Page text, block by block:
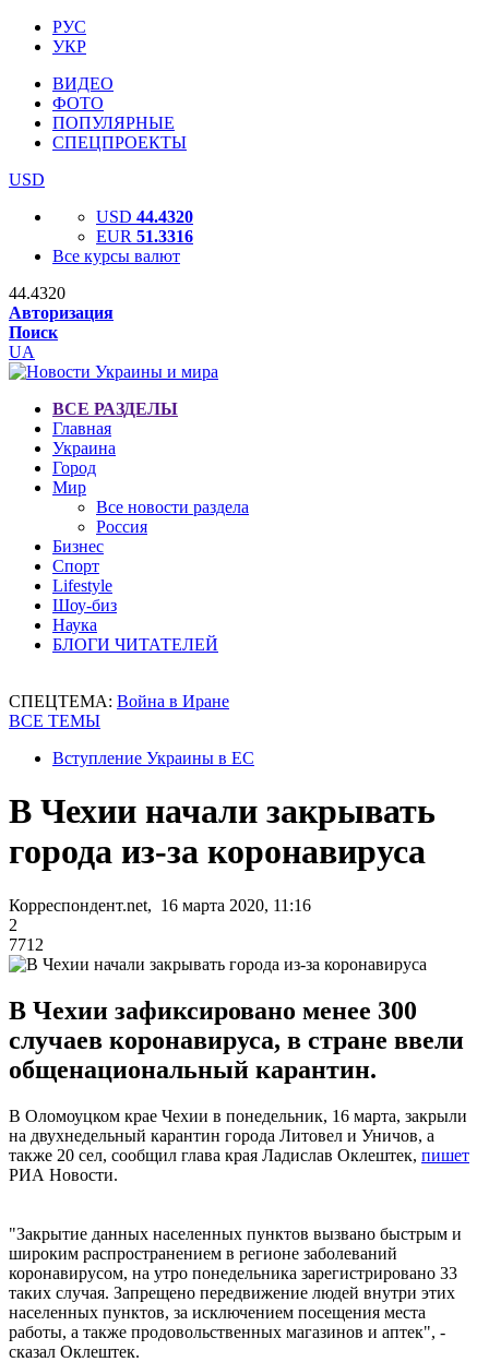
РУС
УКР
ВИДЕО
ФОТО
ПОПУЛЯРНЫЕ
СПЕЦПРОЕКТЫ
USD
USD 44.4320
EUR 51.3316
Все курсы валют
44.4320
Авторизация
Поиск
UA
ВСЕ РАЗДЕЛЫ
Главная
Украина
Город
Мир
Все новости раздела
Россия
Бизнес
Спорт
Lifestyle
Шоу-биз
Наука
БЛОГИ ЧИТАТЕЛЕЙ
СПЕЦТЕМА: Война в Иране
ВСЕ ТЕМЫ
Вступление Украины в ЕС
В Чехии начали закрывать
города из-за коронавируса
Корреспондент.net, 16 марта 2020, 11:16
2
7712
В Чехии зафиксировано менее 300
случаев коронавируса, в стране ввели
общенациональный карантин.
В Оломоуцком крае Чехии в понедельник, 16 марта, закрыли
на двухнедельный карантин города Литовел и Уничов, а
также 20 сел, сообщил глава края Ладислав Оклештек, пишет
РИА Новости.
"Закрытие данных населенных пунктов вызвано быстрым и
широким распространением в регионе заболеваний
коронавирусом, на утро понедельника зарегистрировано 33
таких случая. Запрещено передвижение людей внутри этих
населенных пунктов, за исключением посещения места
работы, а также продовольственных магазинов и аптек", -
сказал Оклештек.